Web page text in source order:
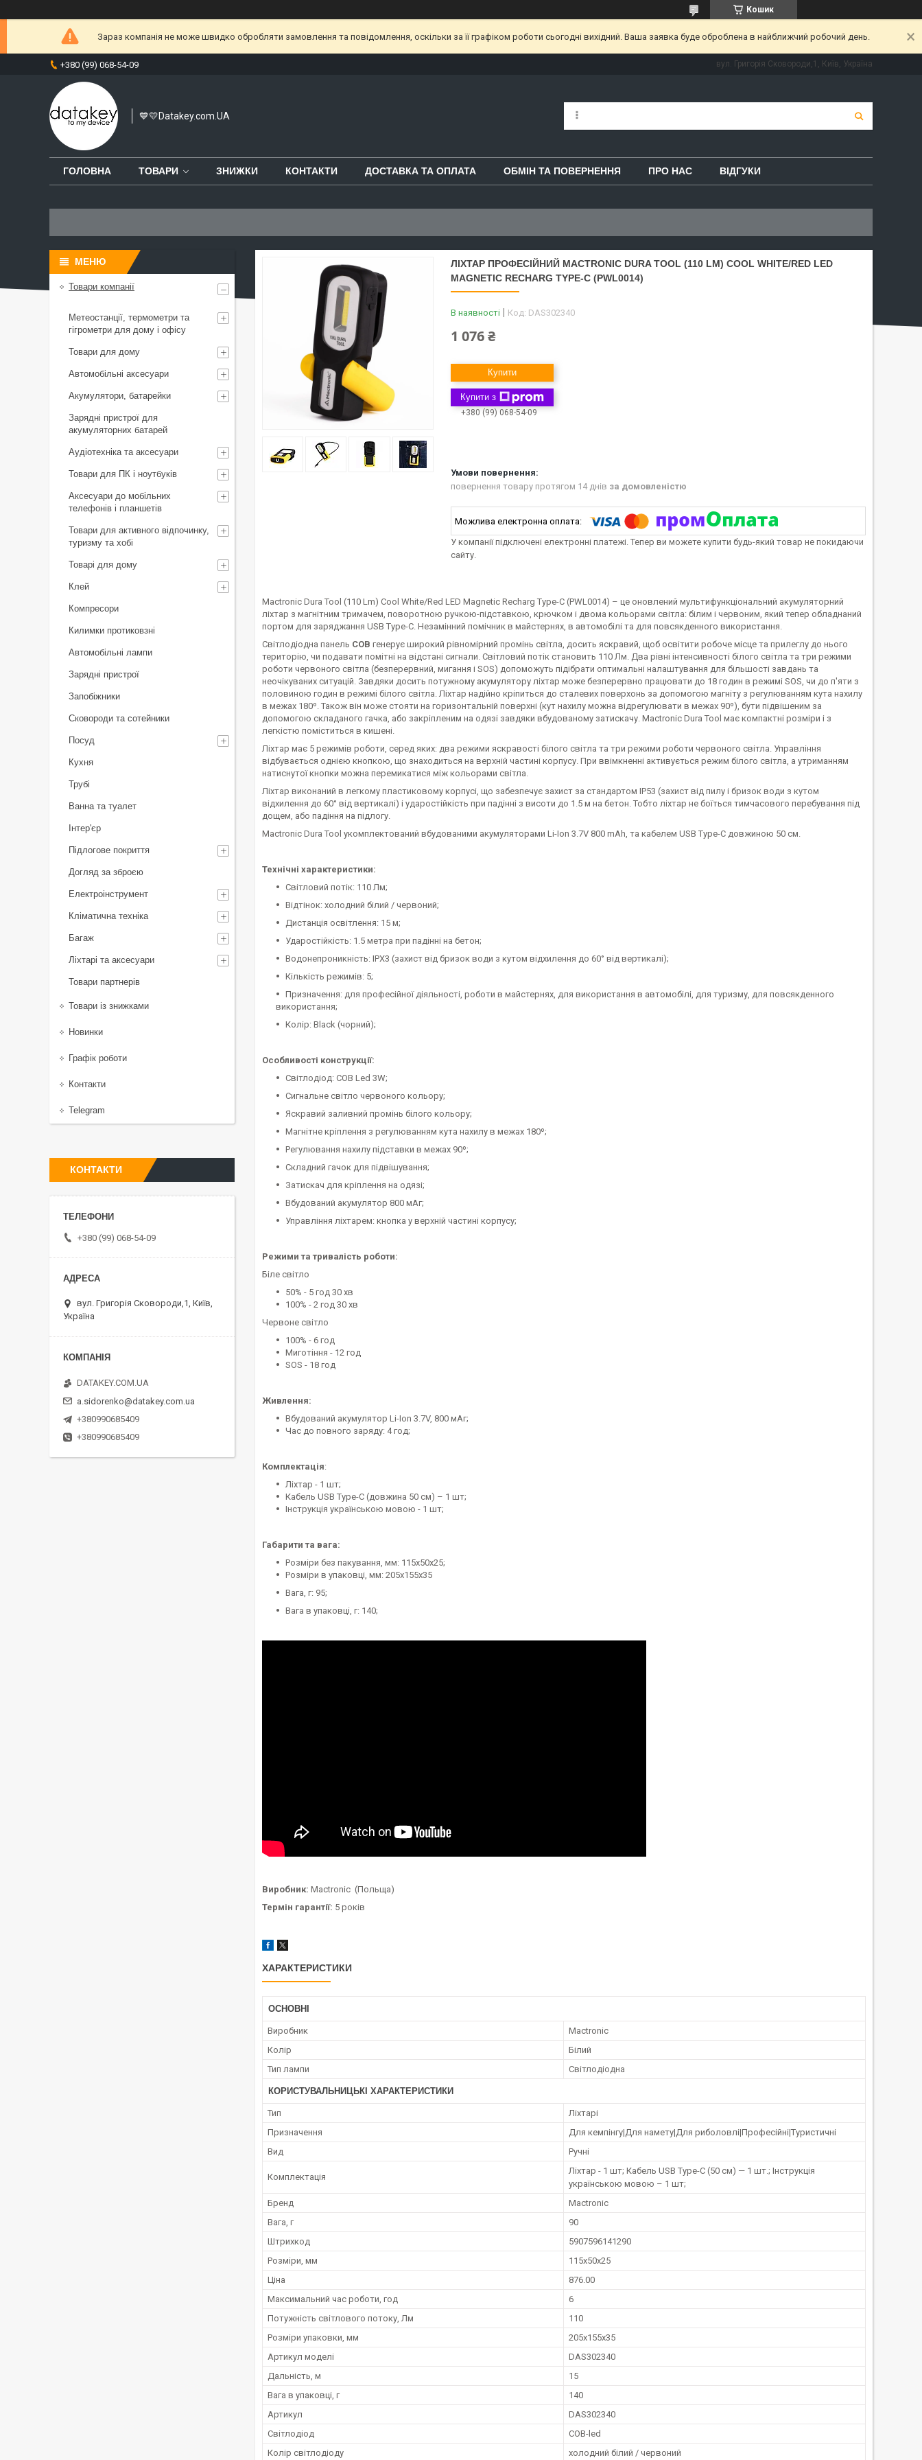
Кошик
Зараз компанія не може швидко обробляти замовлення та повідомлення, оскільки за її графіком роботи сьогодні вихідний. Ваша заявка буде оброблена в найближчий робочий день.
+380 (99) 068-54-09 вул. Григорія Сковороди,1, Київ, Україна
💙💛Datakey.com.UA
ГОЛОВНА ТОВАРИ ЗНИЖКИ КОНТАКТИ ДОСТАВКА ТА ОПЛАТА ОБМІН ТА ПОВЕРНЕННЯ ПРО НАС ВІДГУКИ
ЛІХТАР ПРОФЕСІЙНИЙ MACTRONIC DURA TOOL (110 LM) COOL WHITE/RED LED
MAGNETIC RECHARG TYPE-C (PWL0014)
В наявності Код: DAS302340
1 076 ₴
Купити
Купити з
+380 (99) 068-54-09
повернення товару протягом 14 днів за домовленістю
У компанії підключені електронні платежі. Тепер ви можете купити будь-який товар не покидаючи
сайту.
Mactronic Dura Tool (110 Lm) Cool White/Red LED Magnetic Recharg Type-C (PWL0014) – це оновлений мультифункціональний акумуляторний
ліхтар з магнітним тримачем, поворотною ручкою-підставкою, крючком і двома кольорами світла: білим і червоним, який тепер обладнаний
портом для заряджання USB Type-C. Незамінний помічник в майстернях, в автомобілі та для повсякденного використання.
Світлодіодна панель COB генерує широкий рівномірний промінь світла, досить яскравий, щоб освітити робоче місце та прилеглу до нього
територію, чи подавати помітні на відстані сигнали. Світловий потік становить 110 Лм. Два рівні інтенсивності білого світла та три режими
роботи червоного світла (безперервний, мигання і SOS) допоможуть підібрати оптимальні налаштування для більшості завдань та
неочікуваних ситуацій. Завдяки досить потужному акумулятору ліхтар може безперервно працювати до 18 годин в режимі SOS, чи до п'яти з
половиною годин в режимі білого світла. Ліхтар надійно кріпиться до сталевих поверхонь за допомогою магніту з регулюванням кута нахилу
в межах 180º. Також він може стояти на горизонтальній поверхні (кут нахилу можна відрегулювати в межах 90º), бути підвішеним за
допомогою складаного гачка, або закріпленим на одязі завдяки вбудованому затискачу. Mactronic Dura Tool має компактні розміри і з
легкістю поміститься в кишені.
Ліхтар має 5 режимів роботи, серед яких: два режими яскравості білого світла та три режими роботи червоного світла. Управління
відбувається однією кнопкою, що знаходиться на верхній частині корпусу. При ввімкненні активується режим білого світла, а утриманням
натиснутої кнопки можна перемикатися між кольорами світла.
Ліхтар виконаний в легкому пластиковому корпусі, що забезпечує захист за стандартом IP53 (захист від пилу і бризок води з кутом
відхилення до 60° від вертикалі) і ударостійкість при падінні з висоти до 1.5 м на бетон. Тобто ліхтар не боїться тимчасового перебування під
дощем, або падіння на підлогу.
Mactronic Dura Tool укомплектований вбудованими акумуляторами Li-Ion 3.7V 800 mAh, та кабелем USB Type-C довжиною 50 см.
Технічні характеристики:
Світловий потік: 110 Лм;
Відтінок: холодний білий / червоний;
Дистанція освітлення: 15 м;
Ударостійкість: 1.5 метра при падінні на бетон;
Водонепроникність: IPX3 (захист від бризок води з кутом відхилення до 60° від вертикалі);
Кількість режимів: 5;
Призначення: для професійної діяльності, роботи в майстернях, для використання в автомобілі, для туризму, для повсякденного
використання;
Колір: Black (чорний);
Особливості конструкції:
Світлодіод: COB Led 3W;
Сигнальне світло червоного кольору;
Яскравий заливний промінь білого кольору;
Магнітне кріплення з регулюванням кута нахилу в межах 180º;
Регулювання нахилу підставки в межах 90º;
Складний гачок для підвішування;
Затискач для кріплення на одязі;
Вбудований акумулятор 800 мАг;
Управління ліхтарем: кнопка у верхній частині корпусу;
Режими та тривалість роботи:
Біле світло
50% - 5 год 30 хв
100% - 2 год 30 хв
Червоне світло
100% - 6 год
Миготіння - 12 год
SOS - 18 год
Живлення:
Вбудований акумулятор Li-Ion 3.7V, 800 мАг;
Час до повного заряду: 4 год;
Комплектація:
Ліхтар - 1 шт;
Кабель USB Type-C (довжина 50 см) – 1 шт;
Інструкція українською мовою - 1 шт;
Габарити та вага:
Розміри без пакування, мм: 115x50x25;
Розміри в упаковці, мм: 205x155x35
Вага, г: 95;
Вага в упаковці, г: 140;
Виробник: Mactronic (Польща)
Термін гарантії: 5 років
ХАРАКТЕРИСТИКИ
ОСНОВНІ
Виробник
Mactronic
Колір
Білий
Тип лампи
Світлодіодна
КОРИСТУВАЛЬНИЦЬКІ ХАРАКТЕРИСТИКИ
Тип
Ліхтарі
Призначення
Для кемпінгу|Для намету|Для риболовлі|Професійні|Туристичні
Вид
Ручні
Комплектація
Ліхтар - 1 шт; Кабель USB Type-C (50 см) — 1 шт.; Інструкція
українською мовою – 1 шт;
Бренд
Mactronic
Вага, г
90
Штрихкод
5907596141290
Розміри, мм
115x50x25
Ціна
876.00
Максимальний час роботи, год
6
Потужність світлового потоку, Лм
110
Розміри упаковки, мм
205x155x35
Артикул моделі
DAS302340
Дальність, м
15
Вага в упаковці, г
140
Артикул
DAS302340
Світлодіод
COB-led
Колір світлодіоду
холодний білий / червоний
Товари компанії
Метеостанції, термометри та
гігрометри для дому і офісу
Товари для дому
Автомобільні аксесуари
Акумулятори, батарейки
Зарядні пристрої для
акумуляторних батарей
Аудіотехніка та аксесуари
Товари для ПК і ноутбуків
Аксесуари до мобільних
телефонів і планшетів
Товари для активного відпочинку,
туризму та хобі
Товарі для дому
Клей
Компресори
Килимки протиковзні
Автомобільні лампи
Зарядні пристрої
Запобіжники
Сковороди та сотейники
Посуд
Кухня
Трубі
Ванна та туалет
Інтер'єр
Підлогове покриття
Догляд за зброєю
Електроінструмент
Кліматична техніка
Багаж
Ліхтарі та аксесуари
Товари партнерів
Товари із знижками
Новинки
Графік роботи
Контакти
Telegram
КОНТАКТИ
+380 (99) 068-54-09
вул. Григорія Сковороди,1, Київ,
Україна
DATAKEY.COM.UA
a.sidorenko@datakey.com.ua
+380990685409
+380990685409